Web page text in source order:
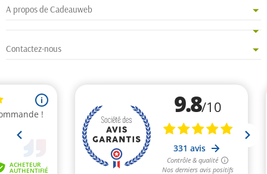
A propos de Cadeauweb
Contactez-nous